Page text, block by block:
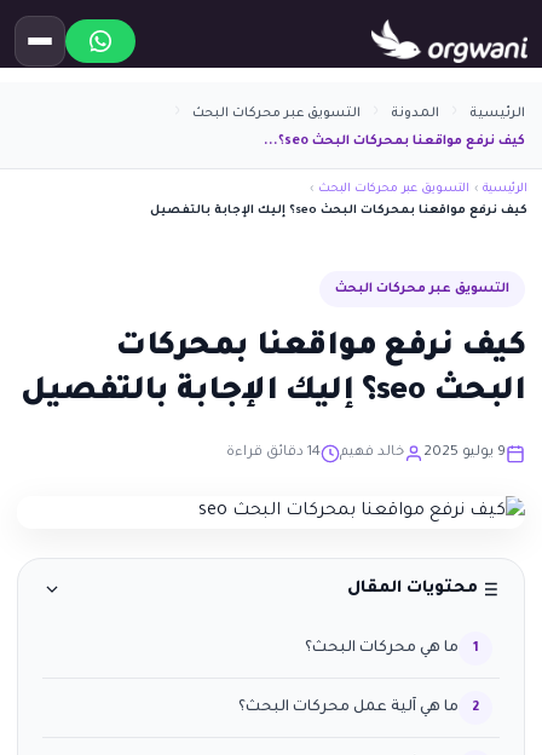
الرئيسية المدونة
التسويق عبر محركات البحث
كيف نرفع مواقعنا بمحركات البحث seo؟...
الرئيسية › التسويق عبر محركات البحث ›
كيف نرفع مواقعنا بمحركات البحث seo؟ إليك الإجابة بالتفصيل
التسويق عبر محركات البحث
كيف نرفع مواقعنا بمحركات
البحث seo؟ إليك الإجابة بالتفصيل
9 يوليو 2025 خالد فهيم 14 دقائق قراءة
محتويات المقال
ما هي محركات البحث؟
ما هي آلية عمل محركات البحث؟